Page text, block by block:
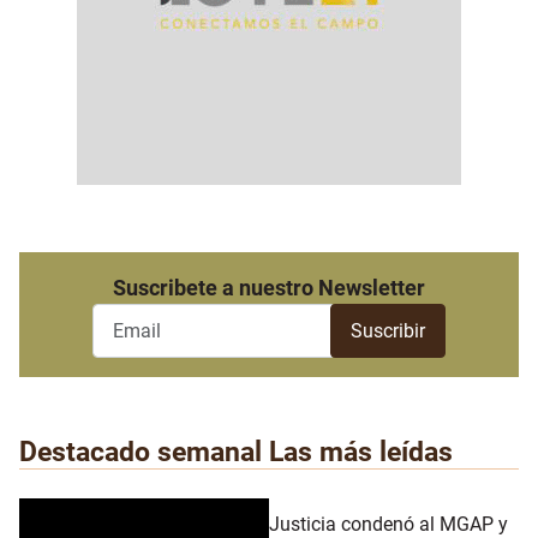
Suscribete a nuestro Newsletter
Destacado semanal Las más leídas
Justicia condenó al MGAP y